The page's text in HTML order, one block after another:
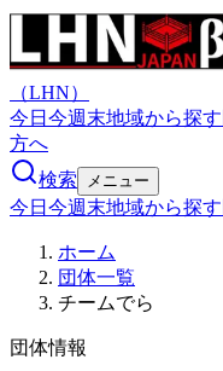
（LHN）
今日 今週末地域から探す
方へ
検索
メニュー
今日 今週末地域から探す
ホーム
団体一覧
チームでら
団体情報